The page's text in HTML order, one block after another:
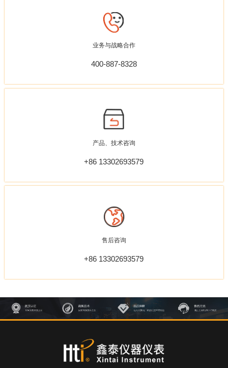
业务与战略合作
400-887-8328
产品、技术咨询
+86 13302693579
售后咨询
+86 13302693579